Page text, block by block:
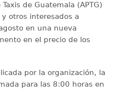
de Guatemala (APTG)
otros interesados a
en una nueva
en el precio de los
por la organización, la
para las 8:00 horas en